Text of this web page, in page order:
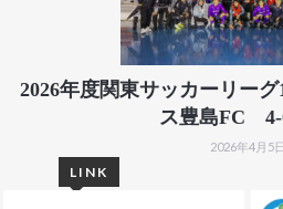
2026年度関東サッカーリー
ス豊島FC 4-
2026年4月5日
LINK